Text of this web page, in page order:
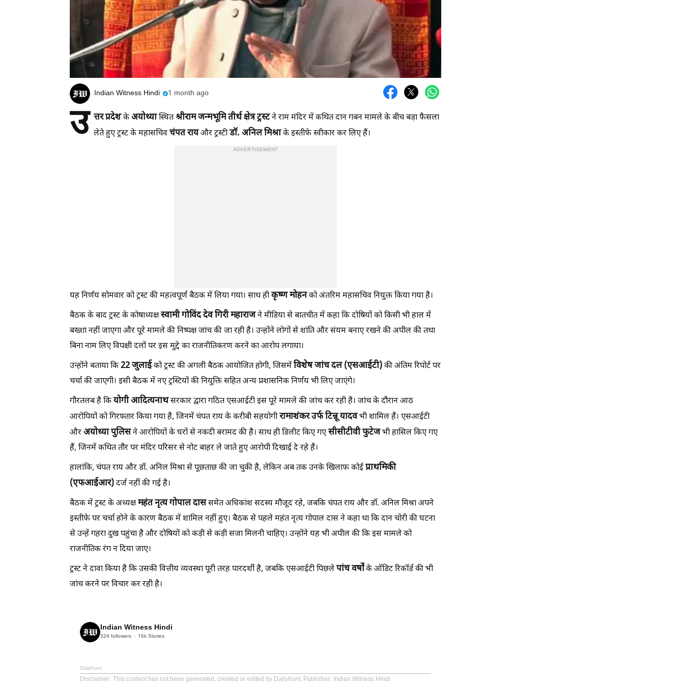
Indian Witness Hindi 1 month ago
उ त्तरप्रदेशकेअयोध्यास्थित श्रीरामजन्मभूमितीर्थक्षेत्रट्रस्टने राम मंदिर में कथित दान गबन मामले के बीच बड़ा फैसला
लेते हुए ट्रस्ट के महासचिवचंपतरायऔर ट्रस्टीडॉ. अनिलमिश्राके इस्तीफे स्वीकार कर लिए हैं।
ADVERTISEMENT
यह निर्णय सोमवार को ट्रस्ट की महत्वपूर्ण बैठक में लिया गया। साथ हीकृष्णमोहनको अंतरिम महासचिव नियुक्त किया गया है।
बैठक के बाद ट्रस्ट के कोषाध्यक्षस्वामीगोविंददेवगिरीमहाराजने मीडिया से बातचीत में कहा कि दोषियों को किसी भी हाल में
बख्शा नहीं जाएगा और पूरे मामले की निष्पक्ष जांच की जा रही है। उन्होंने लोगों से शांति और संयम बनाए रखने की अपील की तथा
बिना नाम लिए विपक्षी दलों पर इस मुद्दे का राजनीतिकरण करने का आरोप लगाया।
उन्होंने बताया कि22जुलाईको ट्रस्ट की अगली बैठक आयोजित होगी, जिसमेंविशेषजांचदल (एसआईटी)की अंतिम रिपोर्ट पर
चर्चा की जाएगी। इसी बैठक में नए ट्रस्टियों की नियुक्ति सहित अन्य प्रशासनिक निर्णय भी लिए जाएंगे।
गौरतलब है कियोगीआदित्यनाथसरकार द्वारा गठित एसआईटी इस पूरे मामले की जांच कर रही है। जांच के दौरान आठ
आरोपियों को गिरफ्तार किया गया है, जिनमें चंपत राय के करीबी सहयोगीरामाशंकरउर्फटिन्नूयादवभी शामिल हैं। एसआईटी
औरअयोध्यापुलिसने आरोपियों के घरों से नकदी बरामद की है। साथ ही डिलीट किए गएसीसीटीवीफुटेजभी हासिल किए गए
हैं, जिनमें कथित तौर पर मंदिर परिसर से नोट बाहर ले जाते हुए आरोपी दिखाई दे रहे हैं।
हालांकि, चंपत राय और डॉ. अनिल मिश्रा से पूछताछ की जा चुकी है, लेकिन अब तक उनके खिलाफ कोईप्राथमिकी
(एफआईआर)दर्ज नहीं की गई है।
बैठक में ट्रस्ट के अध्यक्षमहंतनृत्यगोपालदाससमेत अधिकांश सदस्य मौजूद रहे, जबकि चंपत राय और डॉ. अनिल मिश्रा अपने
इस्तीफे पर चर्चा होने के कारण बैठक में शामिल नहीं हुए। बैठक से पहले महंत नृत्य गोपाल दास ने कहा था कि दान चोरी की घटना
से उन्हें गहरा दुख पहुंचा है और दोषियों को कड़ी से कड़ी सजा मिलनी चाहिए। उन्होंने यह भी अपील की कि इस मामले को
राजनीतिक रंग न दिया जाए।
ट्रस्ट ने दावा किया है कि उसकी वित्तीय व्यवस्था पूरी तरह पारदर्शी है, जबकि एसआईटी पिछलेपांचवर्षोंके ऑडिट रिकॉर्ड की भी
जांच करने पर विचार कर रही है।
Indian Witness Hindi
324 followers 16k Stories
Dailyhunt
Disclaimer: This content has not been generated, created or edited by Dailyhunt. Publisher: Indian Witness Hindi